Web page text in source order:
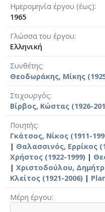
Ημερομηνία έργου (έως)
1965
Γλώσσα του έργου
Ελληνική
Συνθέτης
Θεοδωράκης, Μίκης
Στιχουργός
Βίρβος, Κώστας (1926-
Ποιητής
Γκάτσος, Νίκος (1911-
| Θαλασσινός, Ερρίκος
Χρήστος (1922-1999) |
| Χριστοδούλου,
Κλείτος (1921-2006) |
Μέρη έργου